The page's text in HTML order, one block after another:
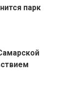
парк